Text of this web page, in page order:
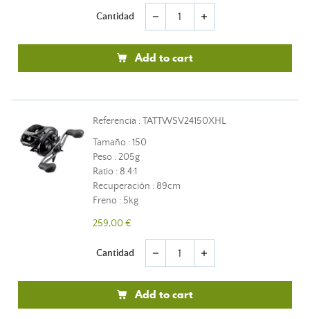
Cantidad remove add
Add to cart
Referencia : TATTWSV24150XHL
Tamaño : 150
Peso : 205g
Ratio : 8.4:1
Recuperación : 89cm
Freno : 5kg
259,00 €
Cantidad remove add
Add to cart